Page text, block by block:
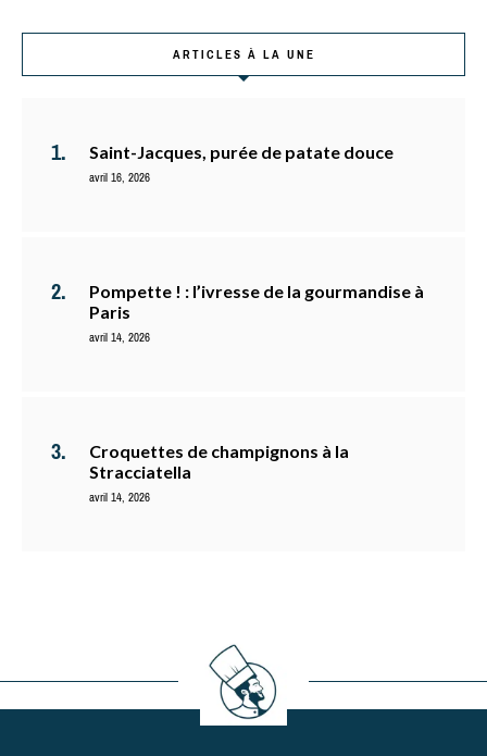
ARTICLES À LA UNE
Saint-Jacques, purée de patate douce
avril 16, 2026
Pompette ! : l’ivresse de la gourmandise à
Paris
avril 14, 2026
Croquettes de champignons à la
Stracciatella
avril 14, 2026